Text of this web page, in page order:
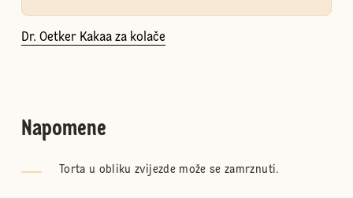
Dr. Oetker Kakaa za kolače
Napomene
Torta u obliku zvijezde može se zamrznuti.